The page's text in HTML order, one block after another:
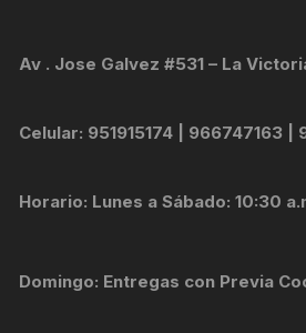
Av . Jose Galvez #531 – La
Celular: 951915174 | 966747163 |
Horario: Lunes a Sábado: 10:30
Domingo: Entregas con Previa